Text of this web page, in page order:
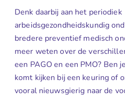
Denk daarbij aan het periodiek
arbeidsgezondheidskundig
bredere preventief medisch
meer weten over de
een PAGO en een PMO? Ben
komt kijken bij een keuring of
vooral nieuwsgierig naar de